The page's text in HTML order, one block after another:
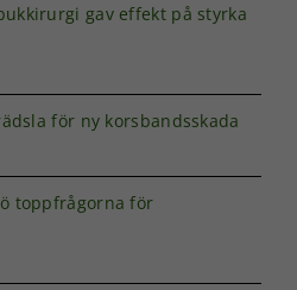
gav effekt på styrka
för ny korsbandsskada
toppfrågorna för